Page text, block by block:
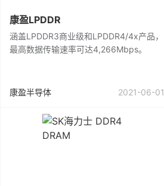
康盈LPDDR
涵盖LPDDR3商业级和LPDDR4/4x产品，
最高数据传输速率可达4,266Mbps。
康盈半导体 2021-06-01